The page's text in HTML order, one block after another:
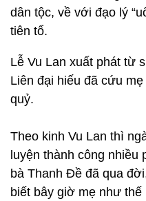
dân tộc, về với đạo lý
tiên tổ.
Lễ Vu Lan xuất phát từ
Liên đại hiếu đã cứu
quỷ.
Theo kinh Vu Lan thì
luyện thành công nhiều
bà Thanh Đề đã qua
biết bây giờ mẹ như